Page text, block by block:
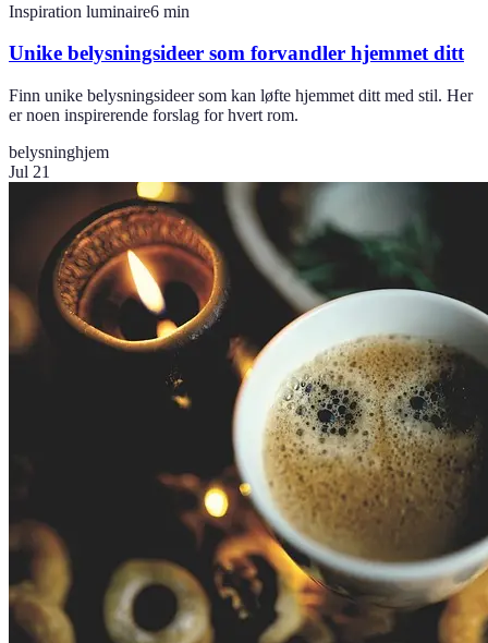
Inspiration luminaire6 min
Unike belysningsideer som forvandler hjemmet ditt
Finn unike belysningsideer som kan løfte hjemmet ditt med stil. Her
er noen inspirerende forslag for hvert rom.
belysninghjem
Jul 21